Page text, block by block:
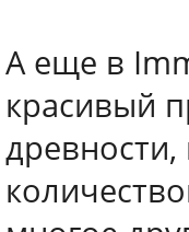
А еще в
красивый